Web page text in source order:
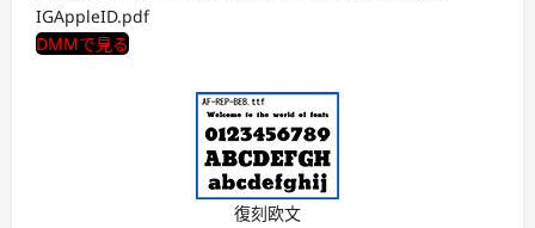
IGAppleID.pdf
DMMで見る
復刻欧文